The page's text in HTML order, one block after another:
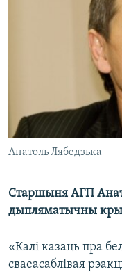
НА ХВАЛЯХ СВАБОДЫ
Анатоль Лябедзька
Старшыня АГП
дыпляматычны
«Калі казаць пра
сваеасаблівая